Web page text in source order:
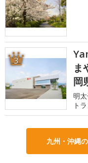
3
ま
岡
明
ト
九州・沖縄